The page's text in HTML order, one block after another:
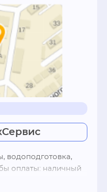
водоподготовка,
оплаты: наличный